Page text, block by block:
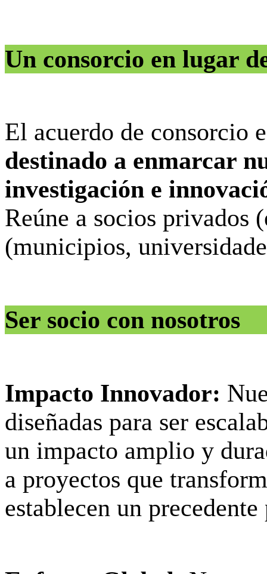
Un consorcio en lugar
El acuerdo de consorcio
destinado a enmarcar
investigación e
Reúne a socios privados
(municipios,
Ser socio con nosotros
Impacto Innovador:
diseñadas para ser
un impacto amplio y
a proyectos que
establecen un